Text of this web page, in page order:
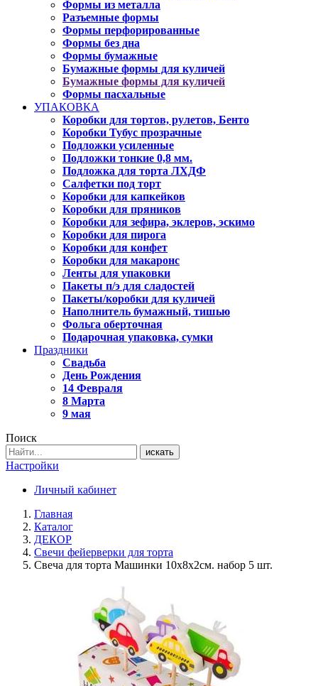
Формы из металла
Разъемные формы
Формы перфорированные
Формы без дна
Формы бумажные
Бумажные формы для куличей
Бумажные формы для куличей
Формы пасхальные
УПАКОВКА
Коробки для тортов, рулетов, Бенто
Коробки Тубус прозрачные
Подложки усиленные
Подложки тонкие 0,8 мм.
Подложка для торта ЛХДФ
Салфетки под торт
Коробки для капкейков
Коробки для пряников
Коробки для зефира, эклеров, эскимо
Коробки для пирога
Коробки для конфет
Коробки для макаронс
Ленты для упаковки
Пакеты п/э для сладостей
Пакеты/коробки для куличей
Наполнитель бумажный, тишью
Фольга оберточная
Подарочная упаковка, сумки
Праздники
Свадьба
День Рождения
14 Февраля
8 Марта
9 мая
Поиск
искать
Настройки
Личный кабинет
Главная
Каталог
ДЕКОР
Свечи фейерверки для торта
Свеча для торта Машинки 10х8х2см. набор 5 шт.